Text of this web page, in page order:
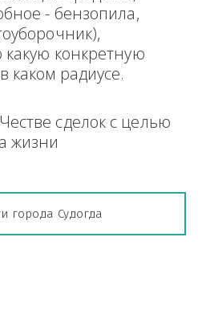
- бензопила,
какую конкретную
каком радиусе.
сделок с целью
жизни
города Судогда